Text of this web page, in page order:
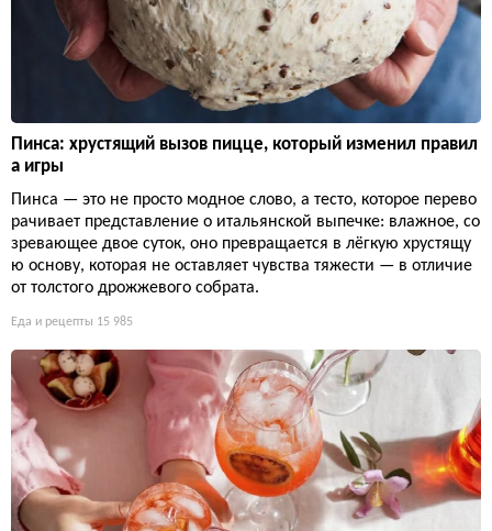
Пинса: хрустящий вызов пицце, который изменил правил
а игры
Пинса — это не просто модное слово, а тесто, которое перево
рачивает представление о итальянской выпечке: влажное, со
зревающее двое суток, оно превращается в лёгкую хрустящу
ю основу, которая не оставляет чувства тяжести — в отличие
от толстого дрожжевого собрата.
Еда и рецепты 15 985